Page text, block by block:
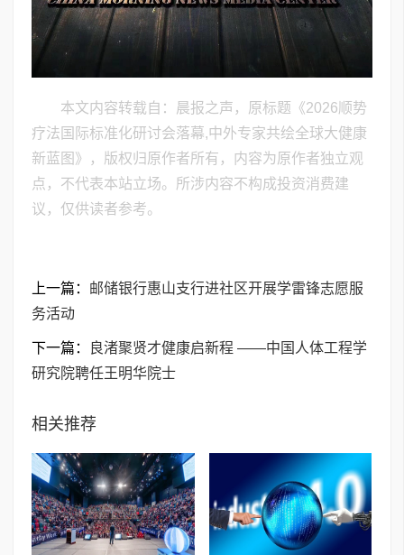
本文内容转载自：晨报之声，原标题《​2026顺势
疗法国际标准化研讨会落幕,中外专家共绘全球大健康
新蓝图》，版权归原作者所有，内容为原作者独立观
点，不代表本站立场。所涉内容不构成投资消费建
议，仅供读者参考。
上一篇： 邮储银行惠山支行进社区开展学雷锋志愿服
务活动
下一篇：
良渚聚贤才健康启新程 ——中国人体工程学
研究院聘任王明华院士
相关推荐